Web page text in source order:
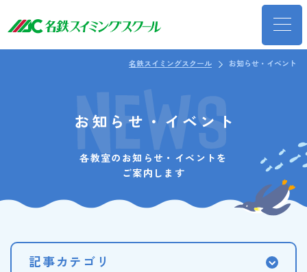
名鉄スイミングスクール お知らせ・イベント
お知らせ・イベント
各教室のお知らせ・イベントを
ご案内します
記事カテゴリ